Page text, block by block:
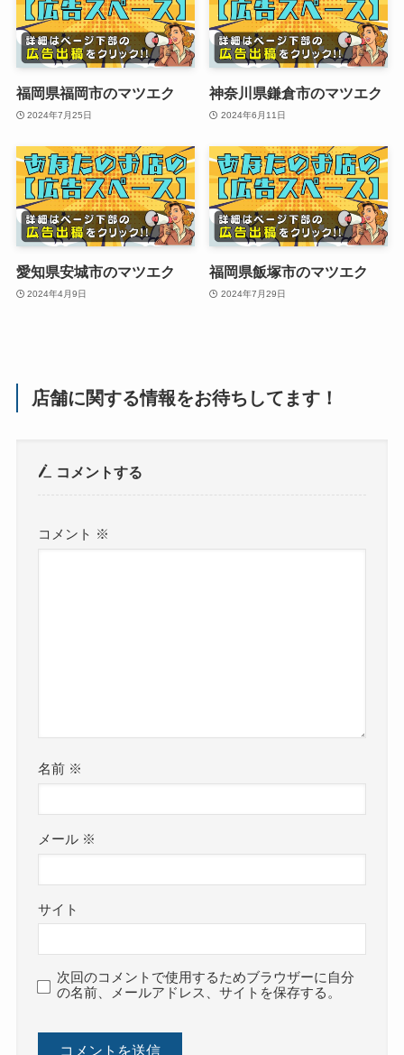
福岡県福岡市のマツエク
2024年7月25日
神奈川県鎌倉市のマツエク
2024年6月11日
愛知県安城市のマツエク
2024年4月9日
福岡県飯塚市のマツエク
2024年7月29日
店舗に関する情報をお待ちしてます！
コメントする
コメント ※
名前 ※
メール ※
サイト
次回のコメントで使用するためブラウザーに自分
の名前、メールアドレス、サイトを保存する。